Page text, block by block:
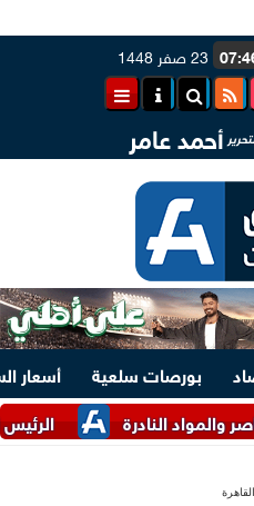
23 صفر 1448
أحمد عامر
بورصات سلعية
أسعار
الرئيس السيسي
النادرة